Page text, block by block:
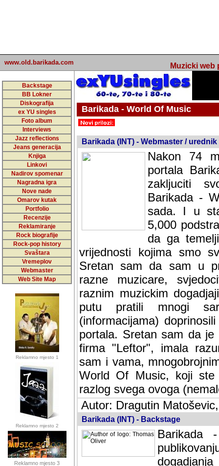
www.old.barikada.com Muzicki web
Backstage
BB Lokner
Diskografija
ex YU singles
Foto album
Interviews
Jazz reflections
Jeans generacija
Knjiga
Linkovi
Nadirov spomenar
Nagradna igra
Nove nade
Omarov kutak
Portfolio
Recenzije
Reklamiranje
Rock biografije
Rock-pop history
Svaštara
Vremeplov
Webmaster
Web Site Map
Reklamno mjesto 1
Reklamno mjesto 2
Reklamno mjesto 3
Barikada - World Of Music
Barikada (INT) - Webmaster / urednik
Nakon 74
portala
zakljuciti
Barikada -
sada. I u
5,000
da ga
vrijednosti kojima smo
Sretan sam da sam u
muzicare, svjedociti
muzickim dogadjajima...
mnogi saradnici koji
doprinosili vrijednosti i
sam da je i moj web
imala razumijevanja za
mnogobrojnim
Music, koji ste ga
ovoga (nemalog) rada.
Autor: Dragutin
Barikada (INT) - Backstage
Barikada